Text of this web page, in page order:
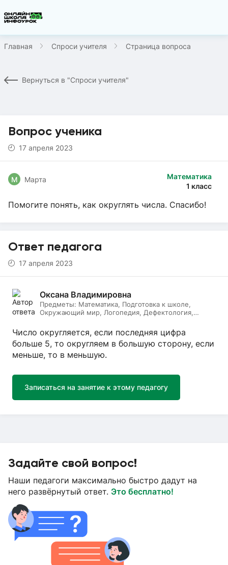
Главная Спроси учителя Страница вопроса
Вернуться в "Спроси учителя"
Вопрос ученика
17 апреля 2023
Математика
1 класс
М Марта
Помогите понять, как округлять числа. Спасибо!
Ответ педагога
17 апреля 2023
Оксана Владимировна
Предметы: Математика, Подготовка к школе,
Окружающий мир, Логопедия, Дефектология,
Число округляется, если последняя цифра
больше 5, то округляем в большую сторону, если
меньше, то в меньшую.
Записаться на занятие к этому педагогу
Задайте свой вопрос!
Наши педагоги максимально быстро дадут на
него развёрнутый ответ. Это бесплатно!